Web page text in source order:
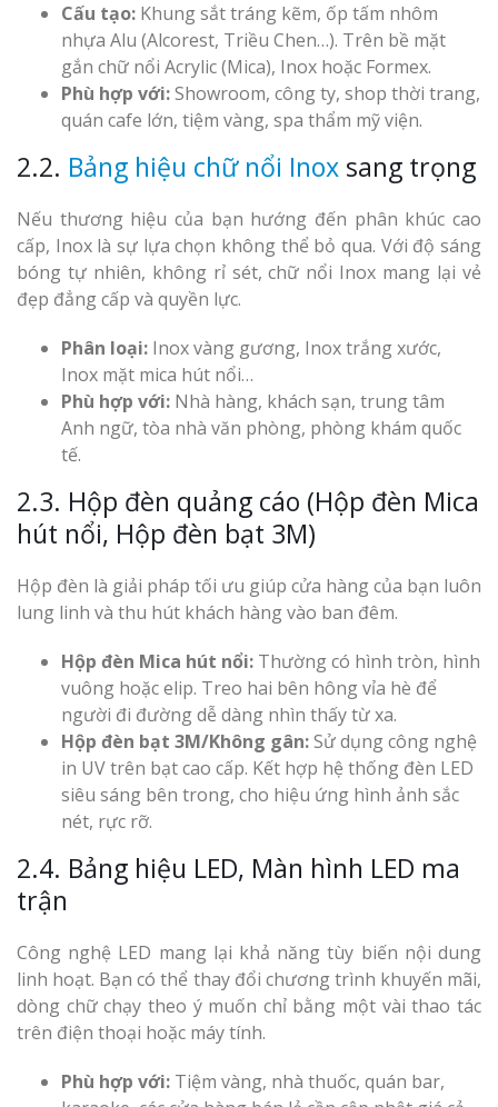
Cấu tạo: Khung sắt tráng kẽm, ốp tấm nhôm
nhựa Alu (Alcorest, Triều Chen…). Trên bề mặt
gắn chữ nổi Acrylic (Mica), Inox hoặc Formex.
Phù hợp với:Showroom, công ty, shop thời trang,
quán cafe lớn, tiệm vàng, spa thẩm mỹ viện.
2.2. Bảng hiệu chữ nổi Inox sang trọng
Nếu thương hiệu của bạn hướng đến phân khúc cao
cấp, Inox là sự lựa chọn không thể bỏ qua. Với độ sáng
bóng tự nhiên, không rỉ sét, chữ nổi Inox mang lại vẻ
đẹp đẳng cấp và quyền lực.
Phân loại: Inox vàng gương, Inox trắng xước,
Inox mặt mica hút nổi…
Phù hợp với: Nhà hàng, khách sạn, trung tâm
Anh ngữ, tòa nhà văn phòng, phòng khám quốc
tế.
2.3. Hộp đèn quảng cáo (Hộp đèn Mica
hút nổi, Hộp đèn bạt 3M)
Hộp đèn là giải pháp tối ưu giúp cửa hàng của bạn luôn
lung linh và thu hút khách hàng vào ban đêm.
Hộp đèn Mica hút nổi: Thường có hình tròn, hình
vuông hoặc elip. Treo hai bên hông vỉa hè để
người đi đường dễ dàng nhìn thấy từ xa.
Hộp đèn bạt 3M/Không gân:Sử dụng công nghệ
in UV trên bạt cao cấp. Kết hợp hệ thống đèn LED
siêu sáng bên trong, cho hiệu ứng hình ảnh sắc
nét, rực rỡ.
2.4. Bảng hiệu LED, Màn hình LED ma
trận
Công nghệ LED mang lại khả năng tùy biến nội dung
linh hoạt. Bạn có thể thay đổi chương trình khuyến mãi,
dòng chữ chạy theo ý muốn chỉ bằng một vài thao tác
trên điện thoại hoặc máy tính.
Phù hợp với: Tiệm vàng, nhà thuốc, quán bar,